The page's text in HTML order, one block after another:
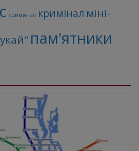
криминал кримінал міні-
пам'ятники